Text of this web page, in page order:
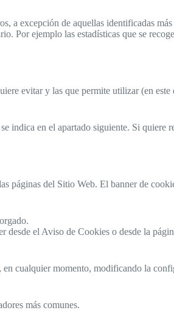
a excepción de aquellas identificadas
Por ejemplo las estadísticas que se
evitar y las que permite utilizar (en este
indica en el apartado siguiente. Si
páginas del Sitio Web. El banner de
desde el Aviso de Cookies o desde la
cualquier momento, modificando la
más comunes.